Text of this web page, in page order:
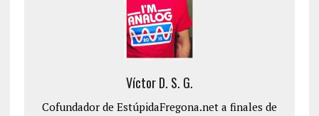
Víctor D. S. G.
Cofundador de EstúpidaFregona.net a finales de